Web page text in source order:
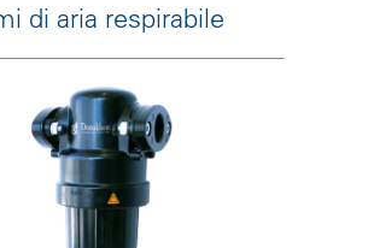
di aria respirabile